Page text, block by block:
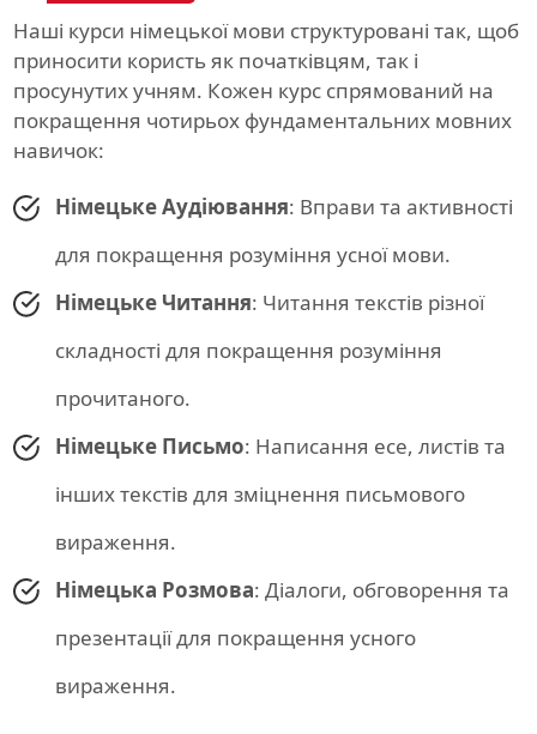
Наші курси німецької мови структуровані так, щоб
приносити користь як початківцям, так і
просунутих учням. Кожен курс спрямований на
покращення чотирьох фундаментальних мовних
навичок:
Німецьке Аудіювання: Вправи та активності
для покращення розуміння усної мови.
Німецьке Читання: Читання текстів різної
складності для покращення розуміння
прочитаного.
Німецьке Письмо: Написання есе, листів та
інших текстів для зміцнення письмового
вираження.
Німецька Розмова: Діалоги, обговорення та
презентації для покращення усного
вираження.